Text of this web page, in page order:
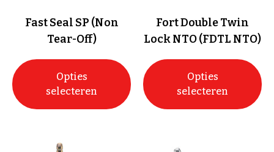
Fast Seal SP (Non
Tear-Off)
Opties
selecteren
Fort Double Twin
Lock NTO (FDTL NTO)
Opties
selecteren